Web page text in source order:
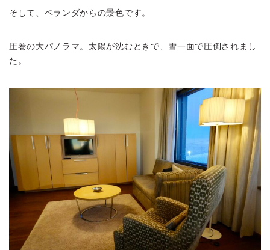
そして、ベランダからの景色です。
圧巻の大パノラマ。太陽が沈むときで、雪一面で圧倒されまし
た。